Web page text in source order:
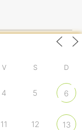
V S D
4 5 6
11 12 13